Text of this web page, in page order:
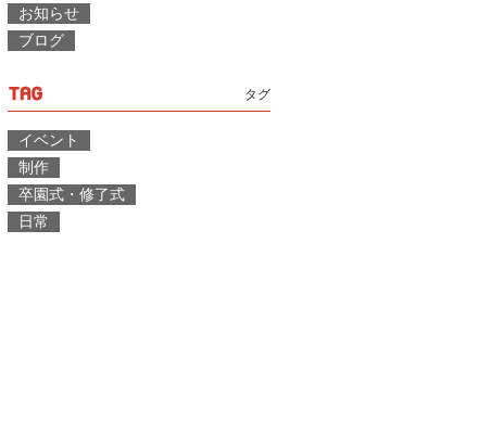
お知らせ
ブログ
タグ
イベント
制作
卒園式・修了式
日常